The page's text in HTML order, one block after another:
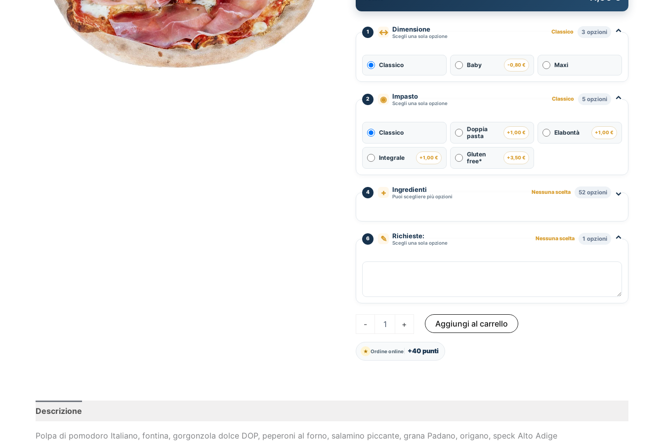
1 ↔ Dimensione
Scegli una sola opzione
Classico 3 opzioni ⌃
Classico Baby -0,80 € Maxi
2 ◉ Impasto
Scegli una sola opzione
Classico 5 opzioni ⌃
Classico
Doppia
pasta
+1,00 € Elabontà +1,00 €
Integrale +1,00 €
Gluten
free*
+3,50 €
4 + Ingredienti
Puoi scegliere più opzioni
Nessuna scelta 52 opzioni ⌃
6 ✎ Richieste:
Scegli una sola opzione
Nessuna scelta 1 opzioni ⌃
- + Aggiungi al carrello
★ Ordine online +40 punti
Descrizione
Polpa di pomodoro Italiano, fontina, gorgonzola dolce DOP, peperoni al forno, salamino piccante, grana Padano, origano, speck Alto Adige